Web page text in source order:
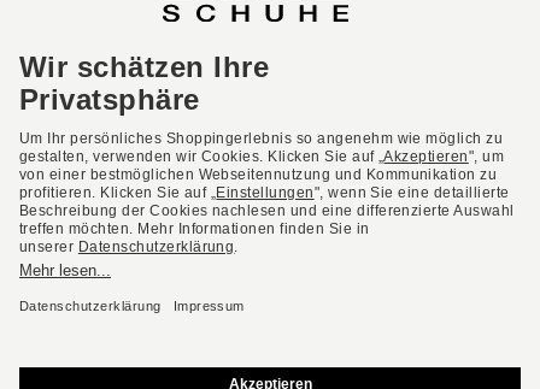
AGB Barrierefreiheit
Impressum
Datenschutzerklärung
Datenschutzeinstellungen